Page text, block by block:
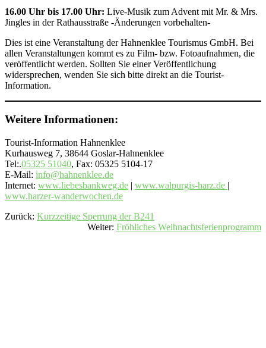
16.00 Uhr bis 17.00 Uhr: Live-Musik zum Advent mit Mr. & Mrs.
Jingles in der Rathausstraße -Änderungen vorbehalten-
Dies ist eine Veranstaltung der Hahnenklee Tourismus GmbH. Bei
allen Veranstaltungen kommt es zu Film- bzw. Fotoaufnahmen, die
veröffentlicht werden. Sollten Sie einer Veröffentlichung
widersprechen, wenden Sie sich bitte direkt an die Tourist-
Information.
Weitere Informationen:
Tourist-Information Hahnenklee
Kurhausweg 7, 38644 Goslar-Hahnenklee
Tel:.05325 51040, Fax: 05325 5104-17
E-Mail: info@hahnenklee.de
Internet: www.liebesbankweg.de | www.walpurgis-harz.de |
www.harzer-wanderwochen.de
Zurück: Kurzzeitige Sperrung der B241
Weiter: Fröhliches Weihnachtsferienprogramm